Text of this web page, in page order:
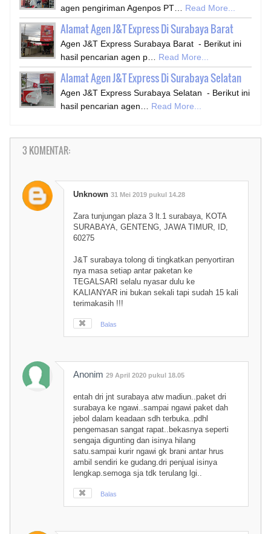
agen pengiriman Agenpos PT…
Read More...
Alamat Agen J&T Express Di Surabaya Barat
Agen J&T Express Surabaya Barat - Berikut ini
hasil pencarian agen p…
Read More...
Alamat Agen J&T Express Di Surabaya Selatan
Agen J&T Express Surabaya Selatan - Berikut ini
hasil pencarian agen…
Read More...
3 KOMENTAR:
Unknown 31 Mei 2019 pukul 14.28
Zara tunjungan plaza 3 lt.1 surabaya, KOTA
SURABAYA, GENTENG, JAWA TIMUR, ID,
60275
J&T surabaya tolong di tingkatkan penyortiran
nya masa setiap antar paketan ke
TEGALSARI selalu nyasar dulu ke
KALIANYAR ini bukan sekali tapi sudah 15 kali
terimakasih !!!
Balas
Anonim 29 April 2020 pukul 18.05
entah dri jnt surabaya atw madiun..paket dri
surabaya ke ngawi..sampai ngawi paket dah
jebol dalam keadaan sdh terbuka..pdhl
pengemasan sangat rapat..bekasnya seperti
sengaja digunting dan isinya hilang
satu.sampai kurir ngawi gk brani antar hrus
ambil sendiri ke gudang.dri penjual isinya
lengkap.semoga sja tdk terulang lgi..
Balas